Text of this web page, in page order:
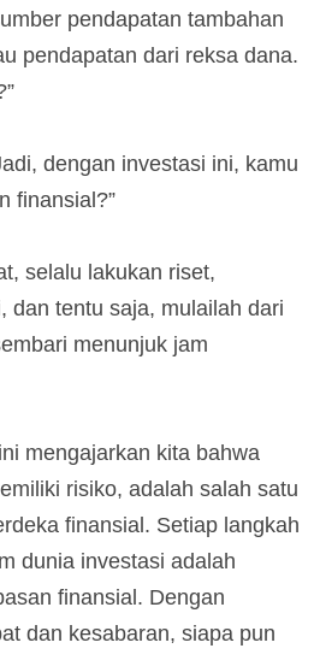
pendapatan tambahan
pendapatan dari reksa dana.
dengan investasi ini, kamu
finansial?”
selalu lakukan riset,
dan tentu saja, mulailah dari
menunjuk jam
mengajarkan kita bahwa
risiko, adalah salah satu
finansial. Setiap langkah
dunia investasi adalah
finansial. Dengan
dan kesabaran, siapa pun